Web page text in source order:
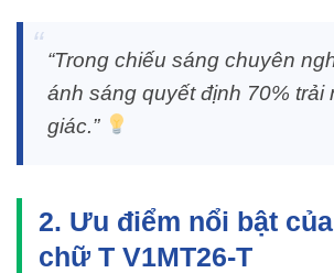
“Trong chiếu sáng chuyên
ánh sáng quyết định 70% trải
giác.”
2. Ưu điểm nổi bật
chữ T V1MT26-T